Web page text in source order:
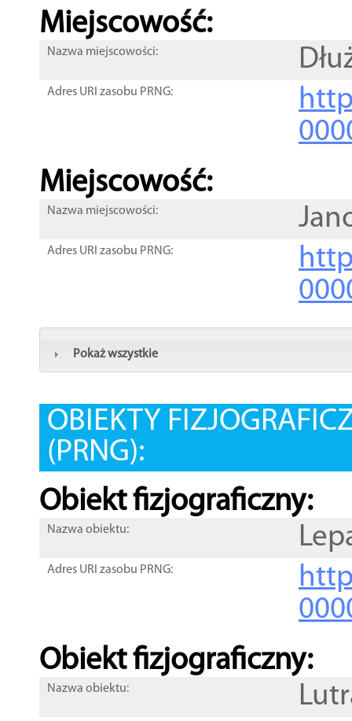
Miejscowość:
Nazwa miejscowości:
Adres URI zasobu PRNG:
Miejscowość:
Nazwa miejscowości:
Adres URI zasobu PRNG:
Pokaż wszystkie
OBIEKTY
(PRNG):
Obiekt fizjograficzny:
Nazwa obiektu:
Adres URI zasobu PRNG:
Obiekt fizjograficzny:
Nazwa obiektu: